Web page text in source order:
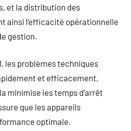
et la distribution des
ainsi l’efficacité opérationnelle
gestion.
les problèmes techniques
et efficacement,
minimise les temps d’arrêt
que les appareils
optimale.